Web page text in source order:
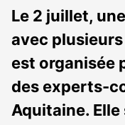
Le 2 juillet,
avec
est organisée
des experts-
Aquitaine.